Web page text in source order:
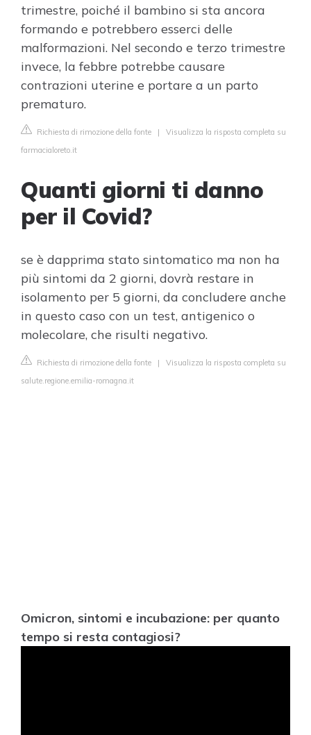
trimestre, poiché il bambino si sta ancora
formando e potrebbero esserci delle
malformazioni. Nel secondo e terzo trimestre
invece, la febbre potrebbe causare
contrazioni uterine e portare a un parto
prematuro.
Richiesta di rimozione della fonte | Visualizza la risposta completa su
farmacialoreto.it
Quanti giorni ti danno
per il Covid?
se è dapprima stato sintomatico ma non ha
più sintomi da 2 giorni, dovrà restare in
isolamento per 5 giorni, da concludere anche
in questo caso con un test, antigenico o
molecolare, che risulti negativo.
Richiesta di rimozione della fonte | Visualizza la risposta completa su
salute.regione.emilia-romagna.it
Omicron, sintomi e incubazione: per quanto
tempo si resta contagiosi?